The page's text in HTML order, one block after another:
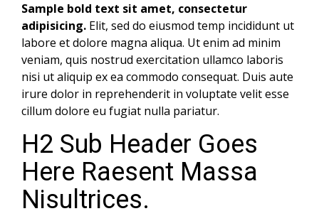
Sample bold text sit amet, consectetur
adipisicing. Elit, sed do eiusmod temp incididunt ut
labore et dolore magna aliqua. Ut enim ad minim
veniam, quis nostrud exercitation ullamco laboris
nisi ut aliquip ex ea commodo consequat. Duis aute
irure dolor in reprehenderit in voluptate velit esse
cillum dolore eu fugiat nulla pariatur.
H2 Sub Header Goes
Here Raesent Massa
Nisultrices.